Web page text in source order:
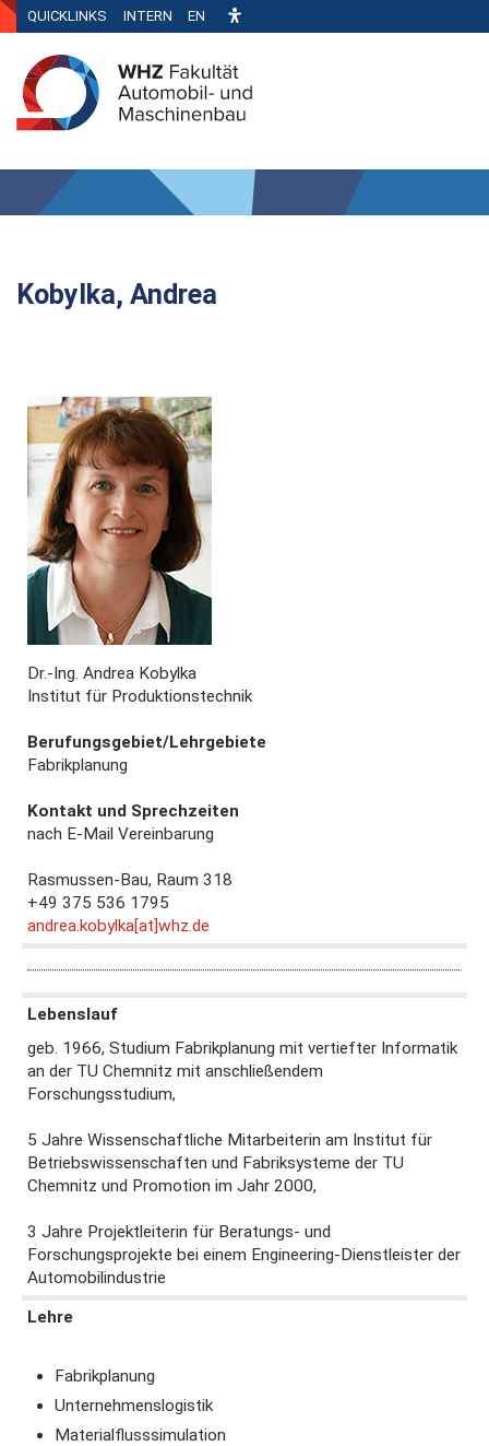
QUICKLINKS INTERN EN
Kobylka, Andrea
Dr.-Ing. Andrea Kobylka
Institut für Produktionstechnik
Berufungsgebiet/Lehrgebiete
Fabrikplanung
Kontakt und Sprechzeiten
nach E-Mail Vereinbarung
Rasmussen-Bau, Raum 318
+49 375 536 1795
andrea.kobylka[at]whz.de
Lebenslauf
geb. 1966, Studium Fabrikplanung mit vertiefter Informatik
an der TU Chemnitz mit anschließendem
Forschungsstudium,
5 Jahre Wissenschaftliche Mitarbeiterin am Institut für
Betriebswissenschaften und Fabriksysteme der TU
Chemnitz und Promotion im Jahr 2000,
3 Jahre Projektleiterin für Beratungs- und
Forschungsprojekte bei einem Engineering-Dienstleister der
Automobilindustrie
Lehre
Fabrikplanung
Unternehmenslogistik
Materialflusssimulation